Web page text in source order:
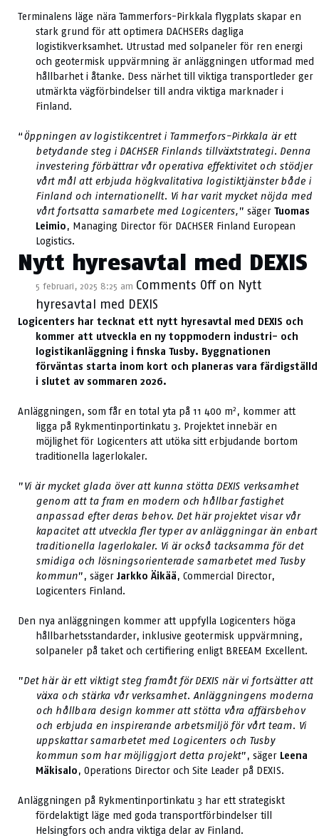
Terminalens läge nära Tammerfors-Pirkkala flygplats skapar en
stark grund för att optimera DACHSERs dagliga
logistikverksamhet. Utrustad med solpaneler för ren energi
och geotermisk uppvärmning är anläggningen utformad med
hållbarhet i åtanke. Dess närhet till viktiga transportleder ger
utmärkta vägförbindelser till andra viktiga marknader i
Finland.
“Öppningen av logistikcentret i Tammerfors-Pirkkala är ett
betydande steg i DACHSER Finlands tillväxtstrategi. Denna
investering förbättrar vår operativa effektivitet och stödjer
vårt mål att erbjuda högkvalitativa logistiktjänster både i
Finland och internationellt. Vi har varit mycket nöjda med
vårt fortsatta samarbete med Logicenters,” sägerTuomas
Leimio, Managing Director för DACHSER Finland European
Logistics.
Nytt hyresavtal med DEXIS
5 februari, 2025 8:25 am Comments Offon Nytt
hyresavtal med DEXIS
Logicenters har tecknat ett nytt hyresavtal med DEXIS och
kommer att utveckla en ny toppmodern industri- och
logistikanläggning i finska Tusby. Byggnationen
förväntas starta inom kort och planeras vara färdigställd
i slutet av sommaren 2026.
Anläggningen, som får en total yta på 11 400 m2 , kommer att
ligga på Rykmentinportinkatu 3. Projektet innebär en
möjlighet för Logicenters att utöka sitt erbjudande bortom
traditionella lagerlokaler.
”Vi är mycket glada över att kunna stötta DEXIS verksamhet
genom att ta fram en modern och hållbar fastighet
anpassad efter deras behov. Det här projektet visar vår
kapacitet att utveckla fler typer av anläggningar än enbart
traditionella lagerlokaler. Vi är också tacksamma för det
smidiga och lösningsorienterade samarbetet med Tusby
kommun”, sägerJarkko Äikää, Commercial Director,
Logicenters Finland.
Den nya anläggningen kommer att uppfylla Logicenters höga
hållbarhetsstandarder, inklusive geotermisk uppvärmning,
solpaneler på taket och certifiering enligt BREEAM Excellent.
”Det här är ett viktigt steg framåt för DEXIS när vi fortsätter att
växa och stärka vår verksamhet. Anläggningens moderna
och hållbara design kommer att stötta våra affärsbehov
och erbjuda en inspirerande arbetsmiljö för vårt team. Vi
uppskattar samarbetet med Logicenters och Tusby
kommun som har möjliggjort detta projekt”, säger Leena
Mäkisalo, Operations Director och Site Leader på DEXIS.
Anläggningen på Rykmentinportinkatu 3 har ett strategiskt
fördelaktigt läge med goda transportförbindelser till
Helsingfors och andra viktiga delar av Finland.